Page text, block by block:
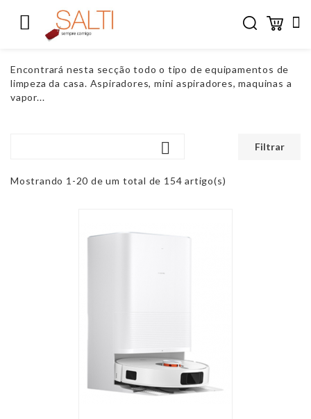
 
Encontrará nesta secção todo o tipo de equipamentos de
limpeza da casa. Aspiradores, mini aspiradores, maquinas a
vapor...
 Filtrar
Mostrando 1-20 de um total de 154 artigo(s)